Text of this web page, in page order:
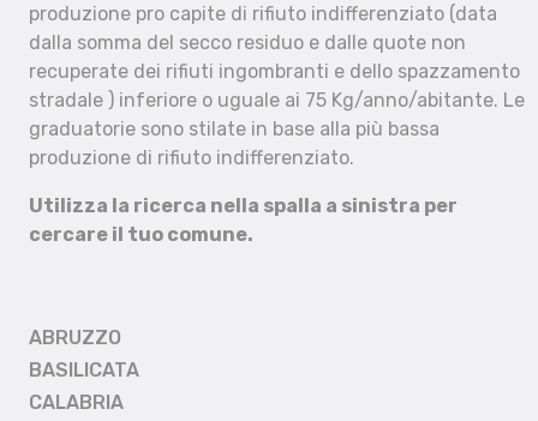
produzione pro capite di rifiuto indifferenziato (data
dalla somma del secco residuo e dalle quote non
recuperate dei rifiuti ingombranti e dello spazzamento
stradale ) inferiore o uguale ai 75 Kg/anno/abitante. Le
graduatorie sono stilate in base alla più bassa
produzione di rifiuto indifferenziato.
Utilizza la ricerca nella spalla a sinistra per
cercare il tuo comune.
ABRUZZO
BASILICATA
CALABRIA